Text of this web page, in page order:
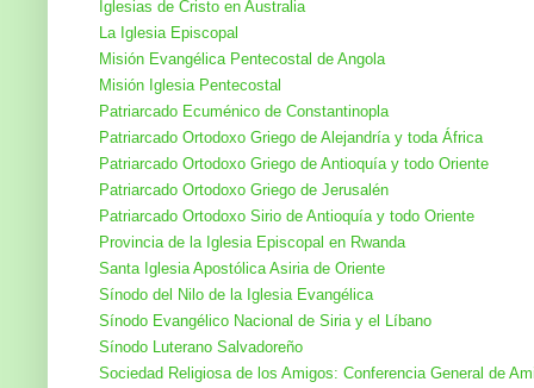
Iglesias de Cristo en Australia
La Iglesia Episcopal
Misión Evangélica Pentecostal de Angola
Misión Iglesia Pentecostal
Patriarcado Ecuménico de Constantinopla
Patriarcado Ortodoxo Griego de Alejandría y toda África
Patriarcado Ortodoxo Griego de Antioquía y todo Oriente
Patriarcado Ortodoxo Griego de Jerusalén
Patriarcado Ortodoxo Sirio de Antioquía y todo Oriente
Provincia de la Iglesia Episcopal en Rwanda
Santa Iglesia Apostólica Asiria de Oriente
Sínodo del Nilo de la Iglesia Evangélica
Sínodo Evangélico Nacional de Siria y el Líbano
Sínodo Luterano Salvadoreño
Sociedad Religiosa de los Amigos: Conferencia General de